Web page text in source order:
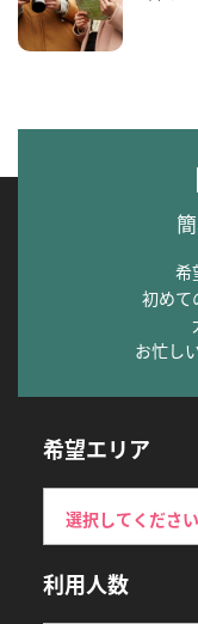
希
初めて
お忙し
希望エリア
利用人数